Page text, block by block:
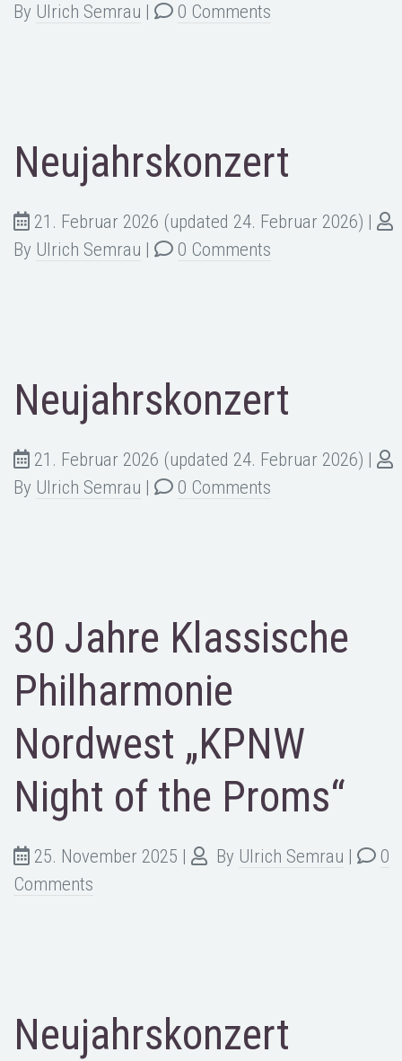
By Ulrich Semrau | 0 Comments
Neujahrskonzert
21. Februar 2026 (updated 24. Februar 2026) |
By Ulrich Semrau | 0 Comments
Neujahrskonzert
21. Februar 2026 (updated 24. Februar 2026) |
By Ulrich Semrau | 0 Comments
30 Jahre Klassische
Philharmonie
Nordwest „KPNW
Night of the Proms“
25. November 2025 | By Ulrich Semrau |
0
Comments
Neujahrskonzert